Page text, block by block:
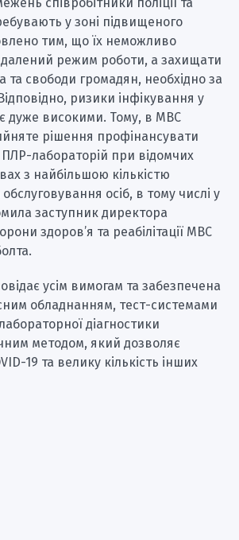
у зоні підвищеного
тим, що їх неможливо
режим роботи, а захищати
та свободи громадян, необхідно за
ризики інфікування у
дуже високими. Тому, в МВС
рішення профінансувати
лабораторій при відомчих
з найбільшою кількістю
осіб, в тому числі у
заступник директора
здоров’я та реабілітації МВС
усім вимогам та забезпечена
обладнанням, тест-системами
діагностики
методом, який дозволяє
19 та велику кількість інших